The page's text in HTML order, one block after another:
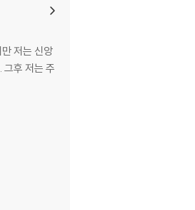
저는 신앙
그후 저는 주